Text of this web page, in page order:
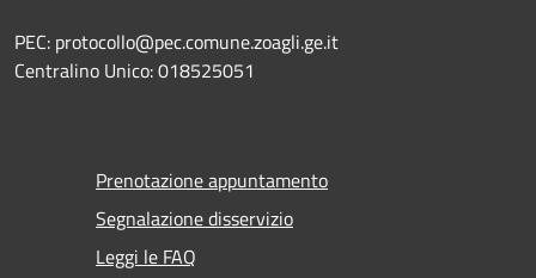
PEC: protocollo@pec.comune.zoagli.ge.it
Centralino Unico: 018525051
Prenotazione appuntamento
Segnalazione disservizio
Leggi le FAQ